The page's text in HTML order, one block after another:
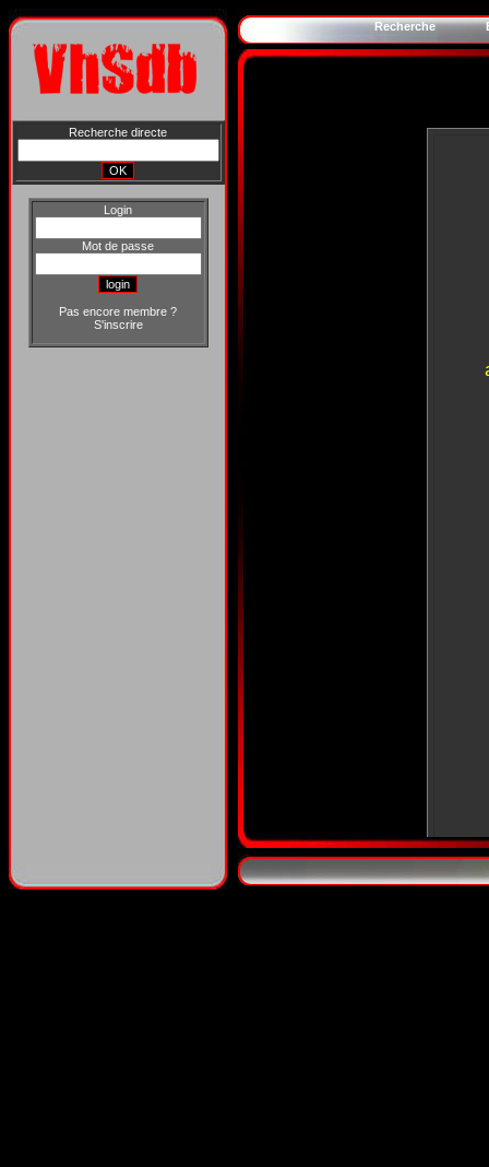
Recherche directe
Login
Mot de passe
Pas encore membre ?
S'inscrire
Recherche